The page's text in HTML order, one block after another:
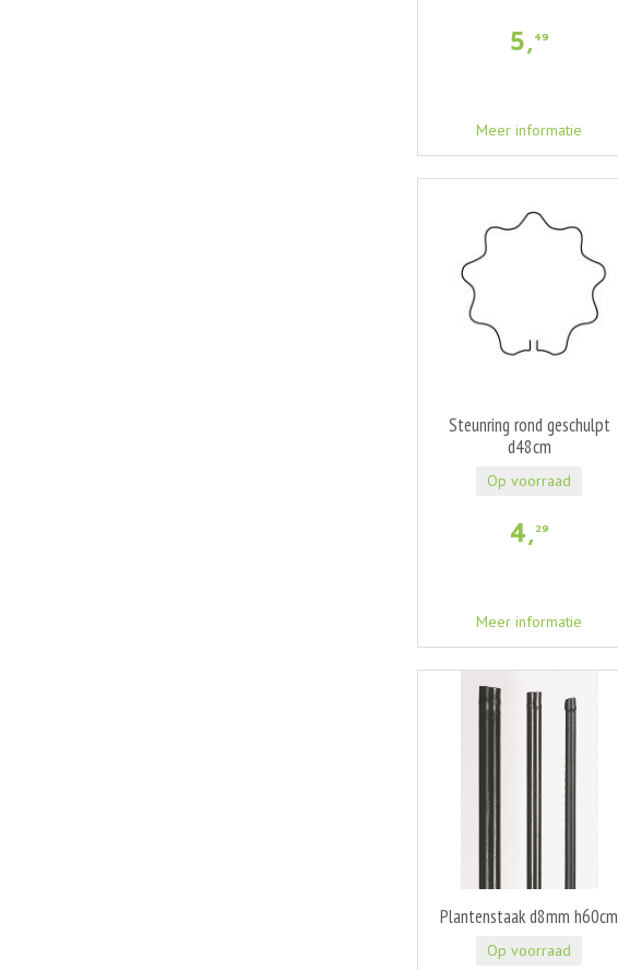
5,49
Meer informatie
Steunring rond geschulpt
d48cm
4,29
Meer informatie
Op voorraad
Plantenstaak d8mm h60cm
Op voorraad